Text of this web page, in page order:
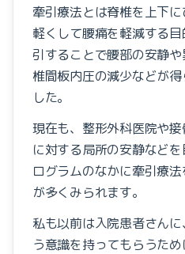
腰痛と画
腰痛と
お知
しまだ
牽引療法とは脊椎を上下
軽くして腰痛を軽減する
引することで腰部の安静や
椎間板内圧の減少などが
した。
現在も、整形外科医院や
に対する局所の安静など
ログラムのなかに牽引療
が多くみられます。
私も以前は入院患者さん
う意識を持ってもらうた